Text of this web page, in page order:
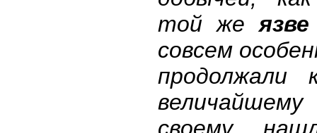
той жеязве
совсем